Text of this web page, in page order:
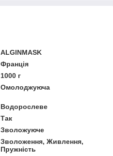
ALGINMASK
Франція
1000 г
Омолоджуюча
Водорослеве
Так
Зволожуюче
Зволоження, Живлення,
Пружність